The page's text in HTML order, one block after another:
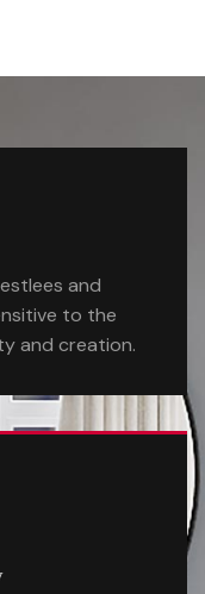
and
to the
and creation.